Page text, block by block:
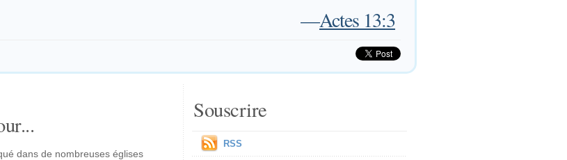
—Actes 13:3
dans de nombreuses églises
Souscrire
RSS